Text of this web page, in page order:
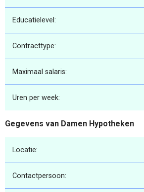
Educatielevel:
Contracttype:
Maximaal salaris:
Uren per week:
Gegevens van Damen Hypotheken
Locatie:
Contactpersoon: